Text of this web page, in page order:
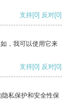
支持[0] 反对[0]
，我可以使用它来
支持[0] 反对[0]
私保护和安全性保